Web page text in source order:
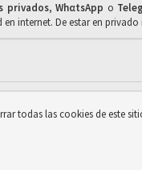
privados,WhαtsApp o
internet. De estar en
todas las cookies de este